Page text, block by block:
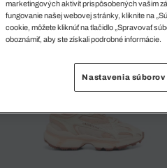
marketingových aktivít prispôsobených vašim
fungovanie našej webovej stránky, kliknite na
cookie, môžete kliknúť na tlačidlo „Spravovať
oboznámiť, aby ste získali podrobné informácie.
Nastavenia